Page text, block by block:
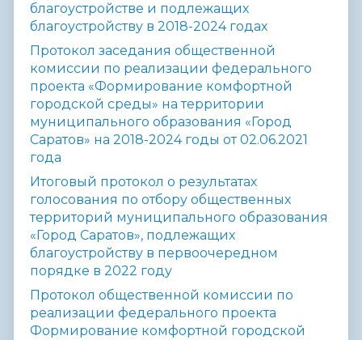
благоустройстве и подлежащих
благоустройству в 2018-2024 годах
Протокол заседания общественной
комиссии по реализации федерального
проекта «Формирование комфортной
городской среды» на территории
муниципального образования «Город
Саратов» на 2018-2024 годы от 02.06.2021
года
Итоговый протокол о результатах
голосования по отбору общественных
территорий муниципального образования
«Город Саратов», подлежащих
благоустройству в первоочередном
порядке в 2022 году
Протокол общественной комиссии по
реализации федерального проекта
Формирование комфортной городской